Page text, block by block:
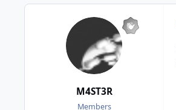
M4ST3R
Members